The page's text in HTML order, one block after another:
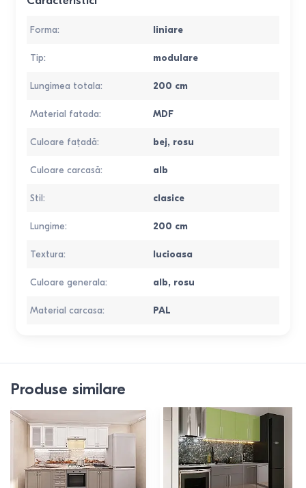
Forma: liniare
Tip: modulare
Lungimea totala: 200 cm
Material fatada: MDF
Culoare fațadă: bej, rosu
Culoare carcasă: alb
Stil: clasice
Lungime: 200 cm
Textura: lucioasa
Culoare generala: alb, rosu
Material carcasa: PAL
Produse similare